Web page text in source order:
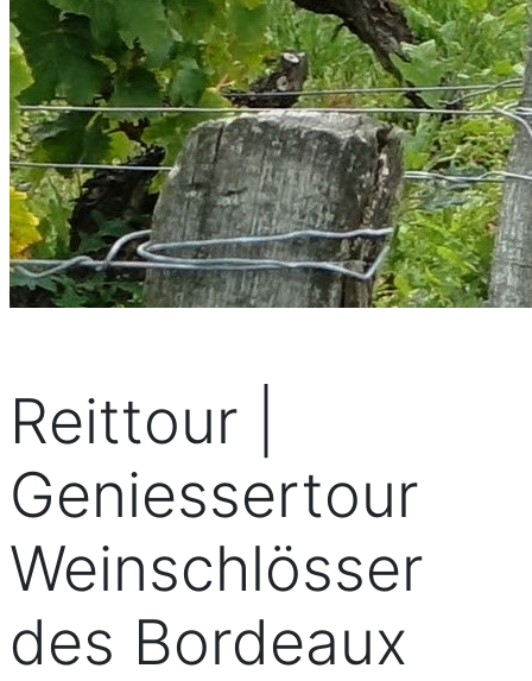
Reittour |
Geniessertour
Weinschlösser
des Bordeaux